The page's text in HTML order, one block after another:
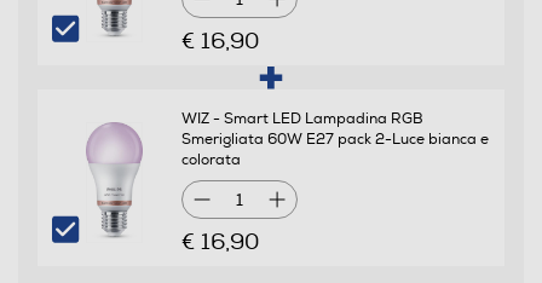
Descrizione
Tipo lampada
€ 16,90
WIZ - Smart LED Lampadina RGB
Smerigliata 60W E27 pack 2-Luce bianca e
colorata
1
€ 16,90